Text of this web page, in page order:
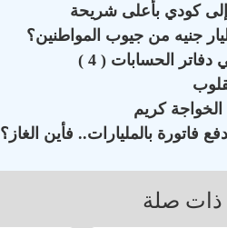
الحسابات ( 4 )
كريم
فاتورة بالمليارات.. فأين الغاز؟
صلة